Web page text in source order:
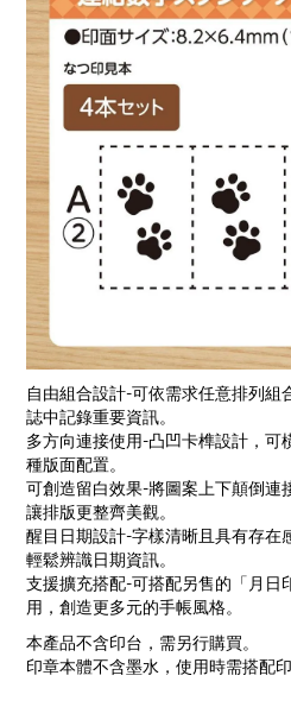
自由組合設計-可依需求任意排列組
誌中記錄重要資訊。
多方向連接使用-凸凹卡榫設計，可
種版面配置。
可創造留白效果-將圖案上下顛倒連
讓排版更整齊美觀。
醒目日期設計-字樣清晰且具有存在
輕鬆辨識日期資訊。
支援擴充搭配-可搭配另售的「月日
用，創造更多元的手帳風格。
本產品不含印台，需另行購買。
印章本體不含墨水，使用時需搭配印